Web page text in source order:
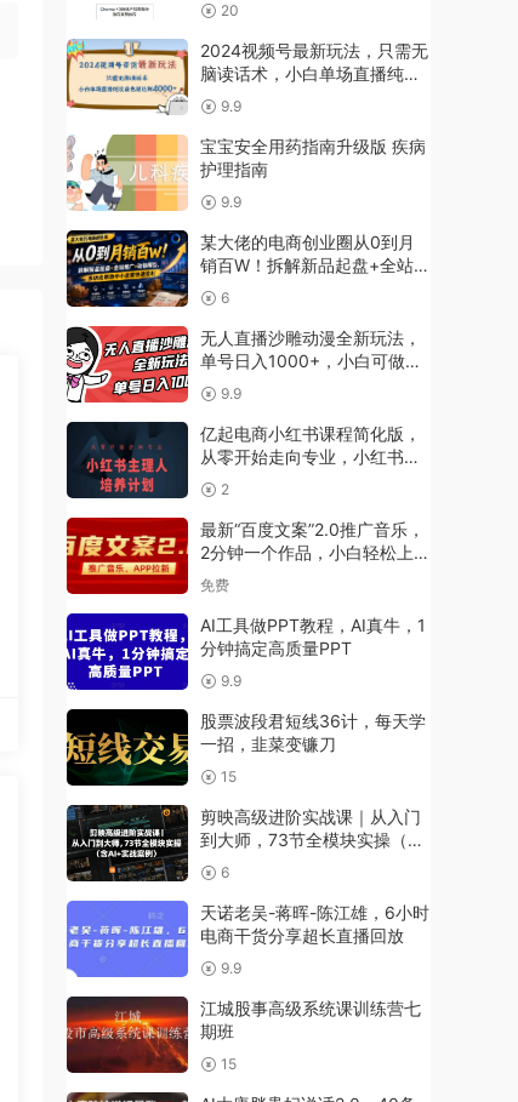
20
2024视频号最新玩法，只需无
脑读话术，小白单场直播纯收
益也能达到4000+
9.9
宝宝安全用药指南升级版 疾病
护理指南
9.9
某大佬的电商创业圈从0到月
销百W！拆解新品起盘+全站推
广+动销模型，系统化帮助中
小卖家快速盈利
6
无人直播沙雕动漫全新玩法，
单号日入1000+，小白可做，
详细教程
9.9
亿起电商小红书课程简化版，
从零开始走向专业，小红书主
理人培养计划
2
最新“百度文案”2.0推广音乐，
2分钟一个作品，小白轻松上手
【揭秘】
免费
AI工具做PPT教程，AI真牛，1
分钟搞定高质量PPT
9.9
股票波段君短线36计，每天学
一招，韭菜变镰刀
15
剪映高级进阶实战课｜从入门
到大师，73节全模块实操（含
AI+实战案例）
6
天诺老吴-蒋晖-陈江雄，6小时
电商干货分享超长直播回放
9.9
江城股事高级系统课训练营七
期班
15